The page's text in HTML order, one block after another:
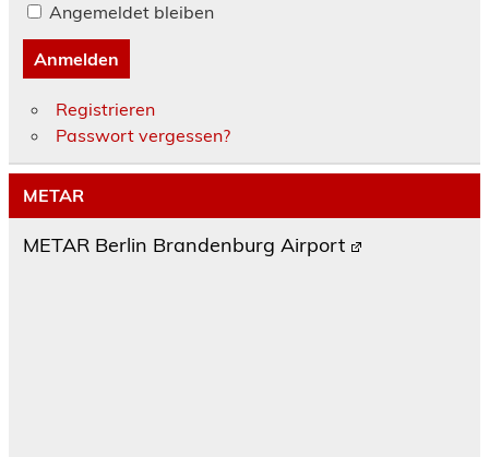
Angemeldet bleiben
Anmelden
Registrieren
Passwort vergessen?
METAR
METAR Berlin Brandenburg Airport